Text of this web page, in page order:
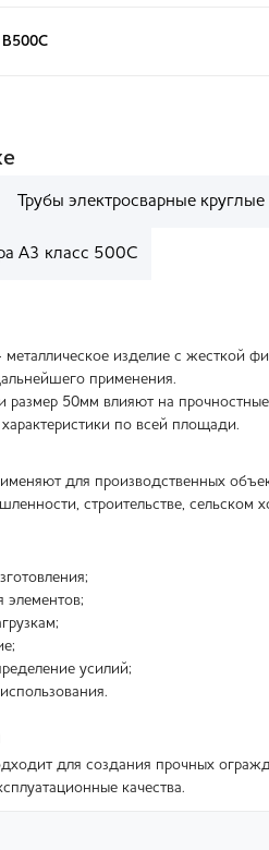
Трубы электросварные круглые
А3 класс 500С
изделие с жесткой
применения.
размер 50мм влияют на
по всей площади.
для производственных
строительстве, сельском
элементов;
усилий;
для создания прочных
качества.